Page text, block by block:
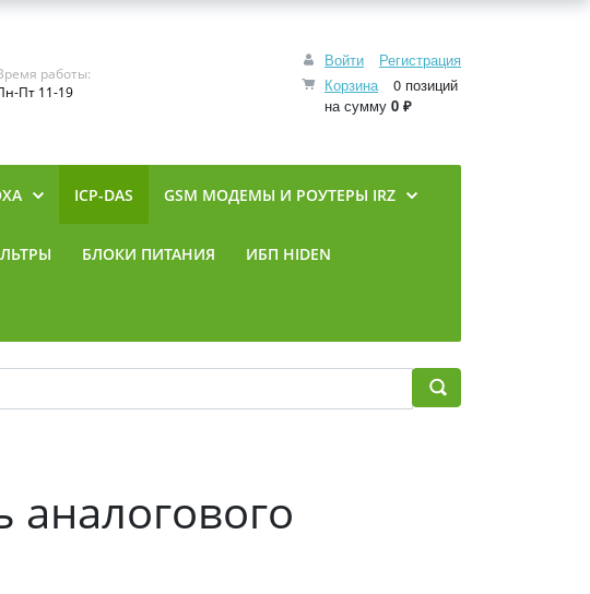
Войти
Регистрация
Корзина
0 позиций
на сумму 0 ₽
работы:
Пт 11-19
ICP-DAS GSM МОДЕМЫ И РОУТЕРЫ IRZ
БЛОКИ ПИТАНИЯ ИБП HIDEN
аналогового